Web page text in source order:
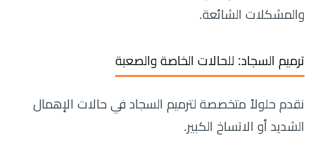
والمشكلات الشائعة.
ترميم السجاد: للحالات الخاصة والصعبة
نقدم حلولاً متخصصة لترميم السجاد في حالات الإهمال
الشديد أو الاتساخ الكبير.